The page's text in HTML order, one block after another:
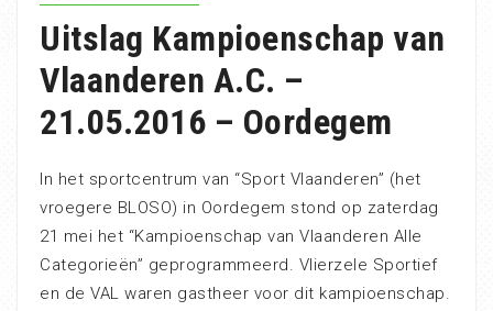
Uitslag Kampioenschap van
Vlaanderen A.C. –
21.05.2016 – Oordegem
In het sportcentrum van “Sport Vlaanderen” (het
vroegere BLOSO) in Oordegem stond op zaterdag
21 mei het “Kampioenschap van Vlaanderen Alle
Categorieën” geprogrammeerd. Vlierzele Sportief
en de VAL waren gastheer voor dit kampioenschap.